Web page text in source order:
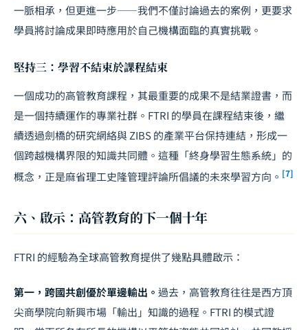
一脈相承，但更進一步——我們不僅討論過去的案例，更要求
學員將討論成果即時應用於自己機構面臨的真實挑戰。
堅持三：學習不結束於課程結束
一個成功的高管教育課程，其最重要的成果不是結業證書，而
是一個持續運作的專業社群。FTRI 的學員在課程結束後，繼
續透過劍橋的研究網絡與 ZIBS 的產業平台保持連結，形成一
個跨越機構界限的知識共同體。這種「終身學習生態系統」的
概念，正是麻省理工史隆管理評論所倡議的未來學習方向。 [7]
六、啟示：高管教育的下一個十年
FTRI 的經驗為全球高管教育提供了幾點具體啟示：
第一，跨國共創優於單邊輸出。 過去，高管教育往往是西方頂
尖商學院向新興市場「輸出」知識的過程。FTRI 的模式證